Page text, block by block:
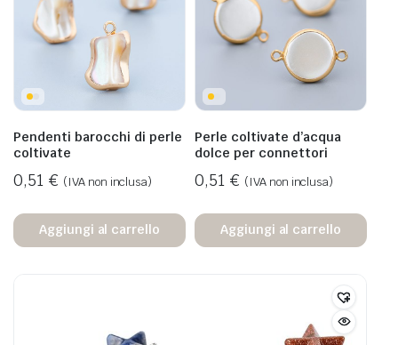
Pendenti barocchi di perle
coltivate
0,51 € (IVA non inclusa)
Aggiungi al carrello
Perle coltivate d’acqua
dolce per connettori
0,51 € (IVA non inclusa)
Aggiungi al carrello